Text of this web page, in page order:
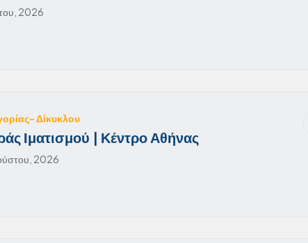
2026
Δίκυκλου
Ιματισμού | Κέντρο Αθήνας
2026